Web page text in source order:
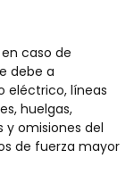
caso de
debe a
eléctrico, líneas
huelgas,
y omisiones del
de fuerza mayor